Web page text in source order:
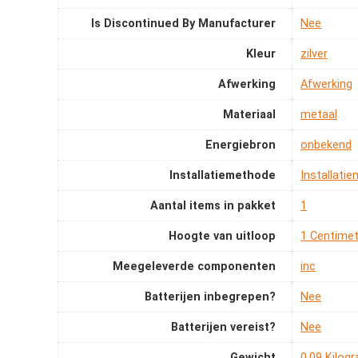
Is Discontinued By Manufacturer ‎Nee
Kleur ‎zilver
Afwerking ‎Afwerking
Materiaal ‎metaal
Energiebron ‎onbekend
Installatiemethode
Aantal items in pakket ‎1
Hoogte van uitloop ‎1
Meegeleverde componenten ‎inc
Batterijen inbegrepen? ‎Nee
Batterijen vereist? ‎Nee